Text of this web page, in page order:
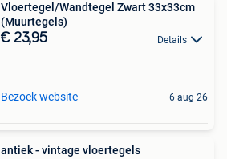
Vloertegel/Wandtegel Zwart 33x33cm
(Muurtegels)
€ 23,95 Details
Bezoek website 6 aug 26
antiek - vintage vloertegels